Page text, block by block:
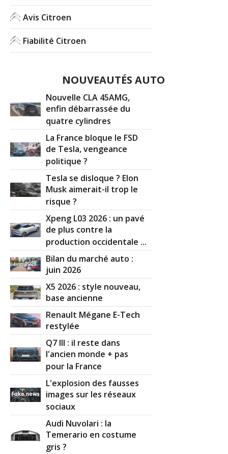
Avis Citroen
Fiabilité Citroen
NOUVEAUTÉS AUTO
Nouvelle CLA 45AMG,
enfin débarrassée du
quatre cylindres
La France bloque le FSD
de Tesla, vengeance
politique ?
Tesla se disloque ? Elon
Musk aimerait-il trop le
risque ?
Xpeng L03 2026 : un pavé
de plus contre la
production occidentale ...
Bilan du marché auto :
juin 2026
X5 2026 : style nouveau,
base ancienne
Renault Mégane E-Tech
restylée
Q7 III : il reste dans
l'ancien monde + pas
pour la France
L'explosion des fausses
images sur les réseaux
sociaux
Audi Nuvolari : la
Temerario en costume
gris ?